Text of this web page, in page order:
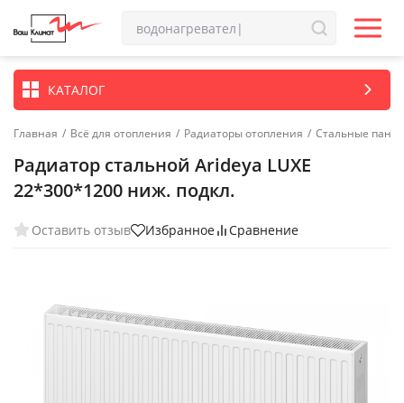
КАТАЛОГ
Главная / Всё для отопления / Радиаторы отопления / Стальные
Радиатор стальной Arideya LUXE
22*300*1200 ниж. подкл.
Оставить отзыв Избранное Сравнение